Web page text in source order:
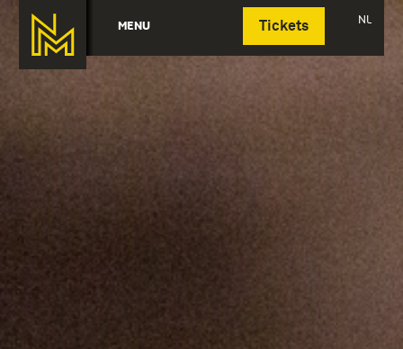
MENU Tickets NL
Deutsch